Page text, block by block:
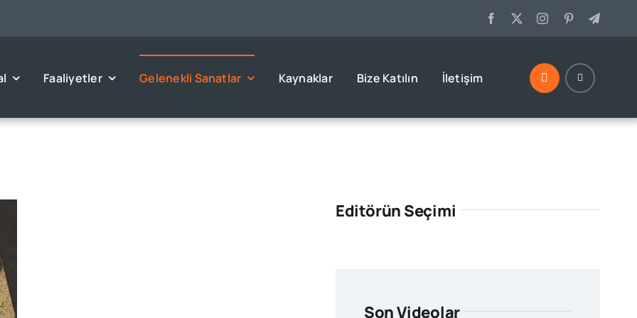
Faaliyetler Gelenekli Sanatlar Kaynaklar Bize Katılın İletişim
Editörün Seçimi
Son Videolar